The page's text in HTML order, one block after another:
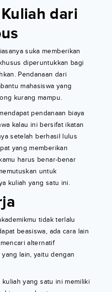
dari
suka memberikan
diperuntukkan bagi
Pendanaan dari
mahasiswa yang
kurang mampu.
pendanaan biaya
kalau ini bersifat ikatan
setelah berhasil lulus
yang memberikan
harus benar-benar
untuk
kuliah yang satu ini.
tidak terlalu
beasiswa, ada cara lain
alternatif
lain, yaitu dengan
yang satu ini memiliki